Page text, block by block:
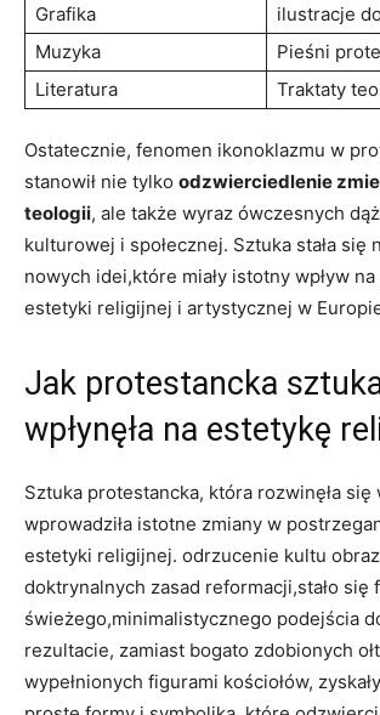
Grafika
ilustracje
Muzyka
Pieśni
Literatura
Traktaty
Ostatecznie, fenomen ikonoklazmu w
stanowił nie tylko odzwierciedlenie
teologii, ale także wyraz ówczesnych
kulturowej i społecznej. Sztuka stała się
nowych idei,które miały istotny wpływ
estetyki religijnej i artystycznej w
Jak protestancka
wpłynęła na estetykę
Sztuka protestancka, która rozwinęła się
wprowadziła istotne zmiany w
estetyki religijnej. odrzucenie kultu
doktrynalnych zasad reformacji,stało się
świeżego,minimalistycznego podejścia
rezultacie, zamiast bogato zdobionych
wypełnionych figurami kościołów,